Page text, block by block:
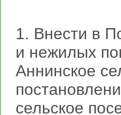
1. Внести в
и нежилых
Аннинское
сельское